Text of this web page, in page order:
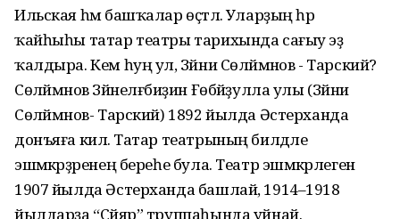
Ильская һәм башҡалар өҫтәлә. Уларҙың һәр
ҡайһыһы татар театры тарихында сағыу эҙ
ҡалдыра. Кем һуң ул, Зәйни Сөләймәнов - Тарский?
Сөләймәнов Зәйнелғәбиҙин Ғөбәйҙулла улы (Зәйни
Сөләймәнов- Тарский) 1892 йылда Әстерханда
донъяға килә. Татар театрының билдәле
эшмәкәрҙәренең береһе була. Театр эшмәкәрлеген
1907 йылда Әстерханда башлай, 1914–1918
йылдарҙа “Сәйяр” труппаһында уйнай.